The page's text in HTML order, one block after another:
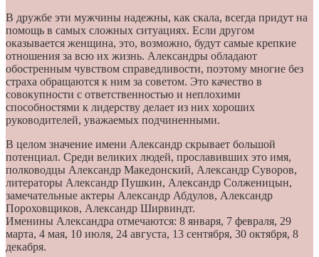
В дружбе эти мужчины надежны, как скала, всегда придут на
помощь в самых сложных ситуациях. Если другом
оказывается женщина, это, возможно, будут самые крепкие
отношения за всю их жизнь. Александры обладают
обостренным чувством справедливости, поэтому многие без
страха обращаются к ним за советом. Это качество в
совокупности с ответственностью и неплохими
способностями к лидерству делает из них хороших
руководителей, уважаемых подчиненными.
В целом значение имени Александр скрывает большой
потенциал. Среди великих людей, прославивших это имя,
полководцы Александр Македонский, Александр Суворов,
литераторы Александр Пушкин, Александр Солженицын,
замечательные актеры Александр Абдулов, Александр
Пороховщиков, Александр Ширвиндт.
Именины Александра отмечаются: 8 января, 7 февраля, 29
марта, 4 мая, 10 июля, 24 августа, 13 сентября, 30 октября, 8
декабря.